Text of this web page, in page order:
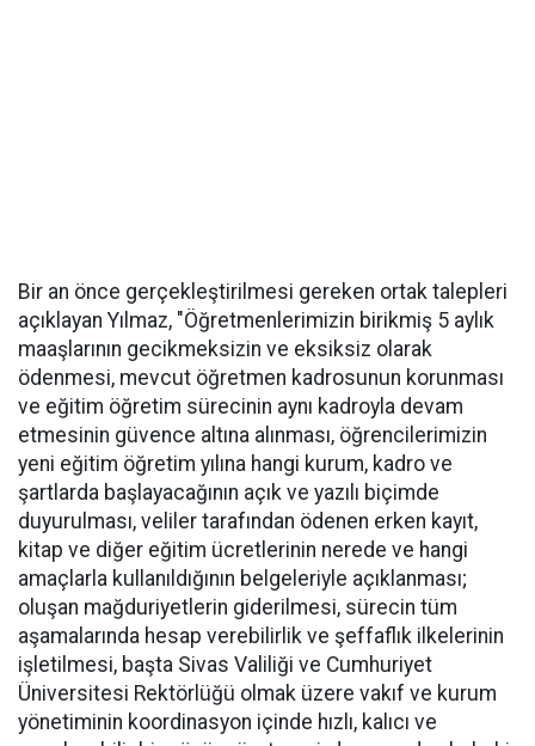
Bir an önce gerçekleştirilmesi gereken ortak talepleri
açıklayan Yılmaz, "Öğretmenlerimizin birikmiş 5 aylık
maaşlarının gecikmeksizin ve eksiksiz olarak
ödenmesi, mevcut öğretmen kadrosunun korunması
ve eğitim öğretim sürecinin aynı kadroyla devam
etmesinin güvence altına alınması, öğrencilerimizin
yeni eğitim öğretim yılına hangi kurum, kadro ve
şartlarda başlayacağının açık ve yazılı biçimde
duyurulması, veliler tarafından ödenen erken kayıt,
kitap ve diğer eğitim ücretlerinin nerede ve hangi
amaçlarla kullanıldığının belgeleriyle açıklanması;
oluşan mağduriyetlerin giderilmesi, sürecin tüm
aşamalarında hesap verebilirlik ve şeffaflık ilkelerinin
işletilmesi, başta Sivas Valiliği ve Cumhuriyet
Üniversitesi Rektörlüğü olmak üzere vakıf ve kurum
yönetiminin koordinasyon içinde hızlı, kalıcı ve